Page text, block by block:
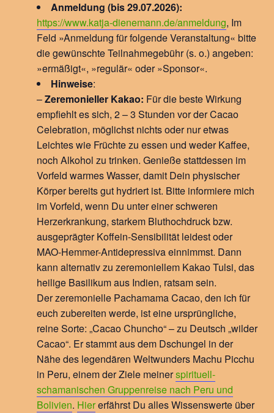
Anmeldung (bis 29.07.2026):
https://www.katja-dienemann.de/anmeldung, Im
Feld »Anmeldung für folgende Veranstaltung« bitte
die gewünschte Teilnahmegebühr (s. o.) angeben:
»ermäßigt«, »regulär« oder »Sponsor«.
Hinweise:
–Zeremonieller Kakao: Für die beste Wirkung
empfiehlt es sich, 2 – 3 Stunden vor der Cacao
Celebration, möglichst nichts oder nur etwas
Leichtes wie Früchte zu essen und weder Kaffee,
noch Alkohol zu trinken. Genieße stattdessen im
Vorfeld warmes Wasser, damit Dein physischer
Körper bereits gut hydriert ist. Bitte informiere mich
im Vorfeld, wenn Du unter einer schweren
Herzerkrankung, starkem Bluthochdruck bzw.
ausgeprägter Koffein-Sensibilität leidest oder
MAO-Hemmer-Antidepressiva einnimmst. Dann
kann alternativ zu zeremoniellem Kakao Tulsi, das
heilige Basilikum aus Indien, ratsam sein.
Der zeremonielle Pachamama Cacao, den ich für
euch zubereiten werde, ist eine ursprüngliche,
reine Sorte: „Cacao Chuncho“ – zu Deutsch „wilder
Cacao“. Er stammt aus dem Dschungel in der
Nähe des legendären Weltwunders Machu Picchu
in Peru, einem der Ziele meinerspirituell-
schamanischen Gruppenreise nach Peru und
Bolivien. Hiererfährst Du alles Wissenswerte über